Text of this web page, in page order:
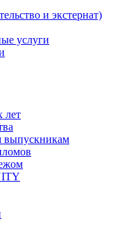
и экстернат)
услуги
лет